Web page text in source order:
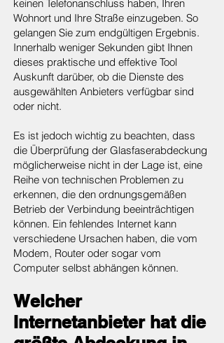
keinen Telefonanschluss haben, Ihren
Wohnort und Ihre Straße einzugeben. So
gelangen Sie zum endgültigen Ergebnis.
Innerhalb weniger Sekunden gibt Ihnen
dieses praktische und effektive Tool
Auskunft darüber, ob die Dienste des
ausgewählten Anbieters verfügbar sind
oder nicht.
Es ist jedoch wichtig zu beachten, dass
die Überprüfung der Glasfaserabdeckung
möglicherweise nicht in der Lage ist, eine
Reihe von technischen Problemen zu
erkennen, die den ordnungsgemäßen
Betrieb der Verbindung beeinträchtigen
können. Ein fehlendes Internet kann
verschiedene Ursachen haben, die vom
Modem, Router oder sogar vom
Computer selbst abhängen können.
Welcher
Internetanbieter hat die